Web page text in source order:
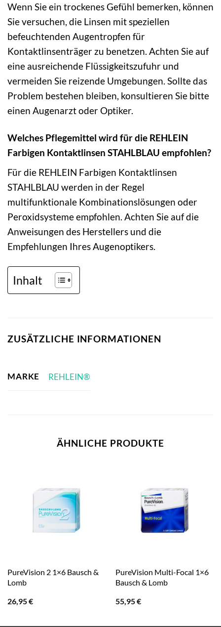
Wenn Sie ein trockenes Gefühl bemerken, können
Sie versuchen, die Linsen mit speziellen
befeuchtenden Augentropfen für
Kontaktlinsenträger zu benetzen. Achten Sie auf
eine ausreichende Flüssigkeitszufuhr und
vermeiden Sie reizende Umgebungen. Sollte das
Problem bestehen bleiben, konsultieren Sie bitte
einen Augenarzt oder Optiker.
Welches Pflegemittel wird für die REHLEIN
Farbigen Kontaktlinsen STAHLBLAU empfohlen?
Für die REHLEIN Farbigen Kontaktlinsen
STAHLBLAU werden in der Regel
multifunktionale Kombinationslösungen oder
Peroxidsysteme empfohlen. Achten Sie auf die
Anweisungen des Herstellers und die
Empfehlungen Ihres Augenoptikers.
Inhalt
ZUSÄTZLICHE INFORMATIONEN
MARKE REHLEIN®
ÄHNLICHE PRODUKTE
PureVision 2 1×6 Bausch &
Lomb
26,95€
PureVision Multi-Focal 1×6
Bausch & Lomb
55,95€